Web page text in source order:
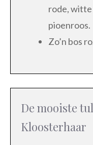
rode, witte
pioenroos.
Zo’n bos
De mooiste
Kloosterhaar